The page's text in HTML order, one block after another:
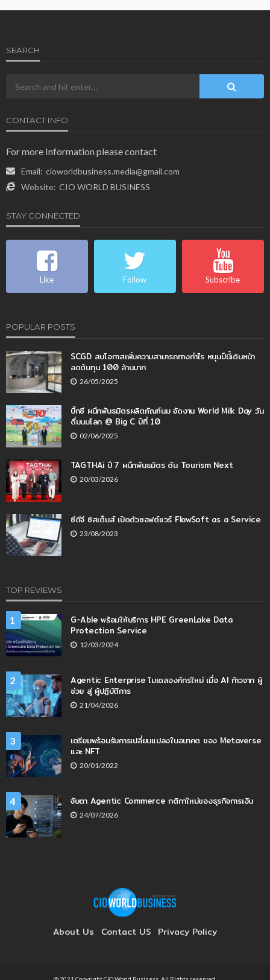
SEARCH
CONTACT INFO
For more Information please contact
Email: cioworldbusiness.media@gmail.com
Website: CIO WORLD BUSINESS
STAY CONNECTED
Like Follow Subscribe
POPULAR POSTS
SCGD สบโอกาสเพิ่มความสามารถทางกำไร หนุนปีนี้เดินหน้า
ลดต้นทุน 100 ล้านบาท
26/05/2025
บิ๊กซี ผนึกพันธมิตรผลิตภัณฑ์นม จัดงาน World Milk Day วัน
ดื่มนมโลก @ Big C ปีที่ 10
02/06/2025
TAGTHAi ปี 7 ผนึกพันธมิตร ดัน Tourism Next
20/03/2026
ซีดีจี ซิสเต็มส์ เปิดตัวซอฟต์แวร์ FlowSoft as a Service
23/08/2023
TOP REVIEWS
1
G-Able พร้อมให้บริการ HPE GreenLake Data
Protection Service
12/03/2024
2
Agentic Enterprise โมเดลองค์กรใหม่ เมื่อ AI ก้าวจาก ผู้
ช่วย สู่ ผู้ปฏิบัติการ
21/04/2026
3
เตรียมพร้อมรับการเปลี่ยนแปลงในอนาคต ของ Metaverse
และ NFT
20/01/2022
4 จับตา Agentic Commerce กติกาใหม่ของธุรกิจการเงิน
24/07/2026
About Us Contact US Privacy Policy